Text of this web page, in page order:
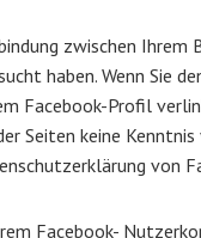
zwischen
haben. Wenn Sie
Facebook-Profil
Seiten keine
von
Facebook-